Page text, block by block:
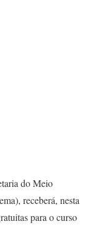
do Meio
receberá, nesta
para o curso